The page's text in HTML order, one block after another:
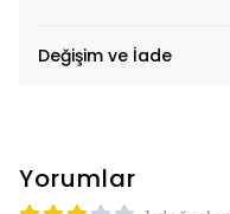
Değişim ve İade
Yorumlar